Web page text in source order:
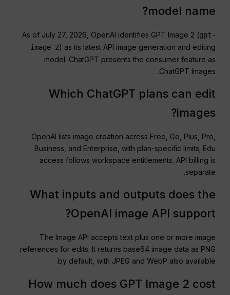
model name?
As of July 27, 2026, OpenAI identifies GPT Image 2 (gpt-
image-2) as its latest API image generation and editing
model. ChatGPT presents the consumer feature as
ChatGPT Images.
Which ChatGPT plans can edit
images?
OpenAI lists image creation across Free, Go, Plus, Pro,
Business, and Enterprise, with plan-specific limits; Edu
access follows workspace entitlements. API billing is
separate.
What inputs and outputs does the
OpenAI image API support?
The Image API accepts text plus one or more image
references for edits. It returns base64 image data as PNG
by default, with JPEG and WebP also available.
How much does GPT Image 2 cost